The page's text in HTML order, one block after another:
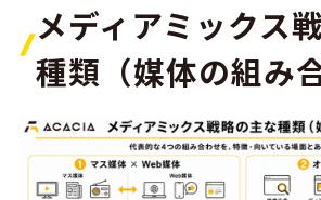
メディアミックス
種類（媒体の組み